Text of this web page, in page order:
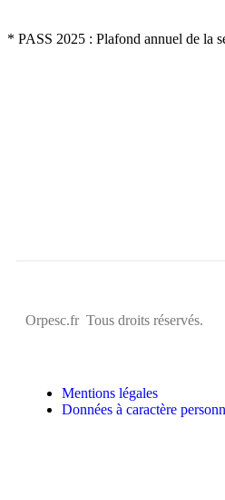
* PASS 2025 : Plafond annuel de la
Orpesc.fr Tous droits réservés.
Mentions légales​
Données à caractère